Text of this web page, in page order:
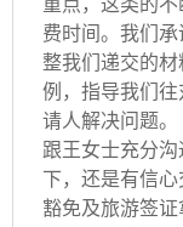
费时间。我们
整我们递交的
例，指导我们
请人解决问题
跟王女士充分
下，还是有信
豁免及旅游签证